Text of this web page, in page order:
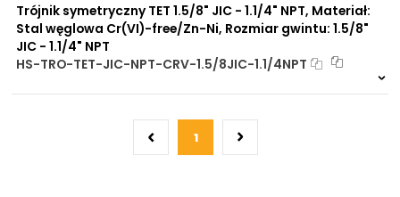
Trójnik symetryczny TET 1.5/8" JIC - 1.1/4" NPT, Materiał:
Stal węglowa Cr(VI)-free/Zn-Ni, Rozmiar gwintu: 1.5/8"
JIC - 1.1/4" NPT
HS-TRO-TET-JIC-NPT-CRV-1.5/8JIC-1.1/4NPT
1